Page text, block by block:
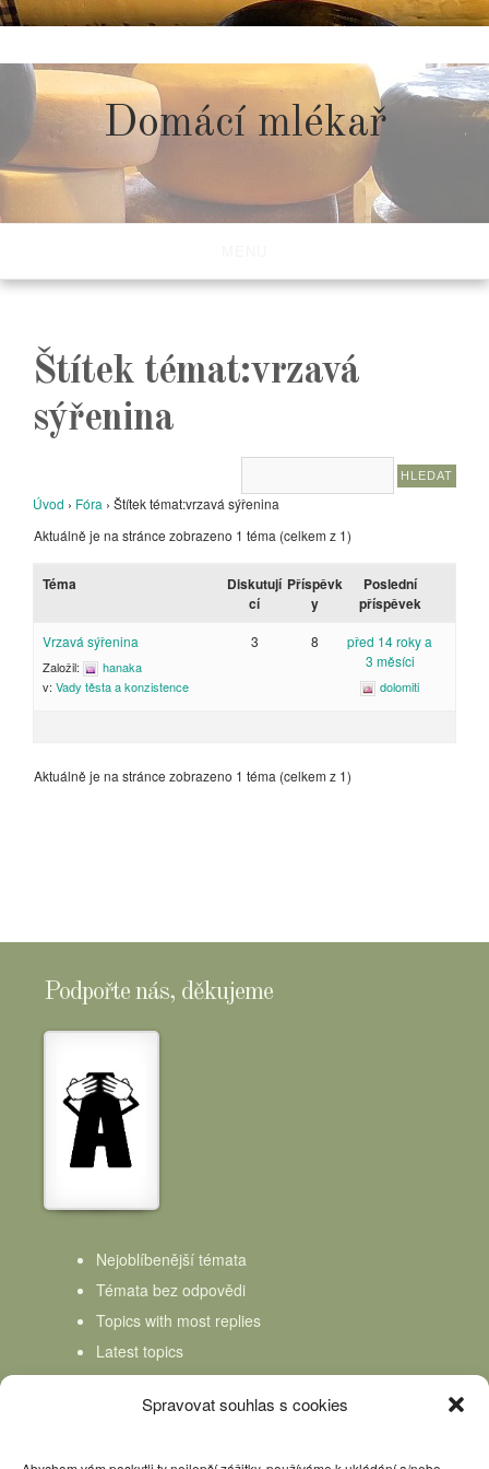
Spravovat souhlas s cookies
to
content
Domácí mlékař
Štítek témat:vrzavá
sýřenina
Úvod › Fóra › Štítek témat:vrzavá sýřenina
Aktuálně je na stránce zobrazeno 1 téma (celkem z 1)
Téma
Diskutují
cí
Příspěvk
y
Poslední
příspěvek
Vrzavá sýřenina
Založil:
hanaka
v: Vady těsta a konzistence
3 8
před 14 roky a
3 měsíci
dolomiti
Aktuálně je na stránce zobrazeno 1 téma (celkem z 1)
Podpořte nás, děkujeme
Nejoblíbenější témata
Témata bez odpovědi
Topics with most replies
Latest topics
Topics Freshness